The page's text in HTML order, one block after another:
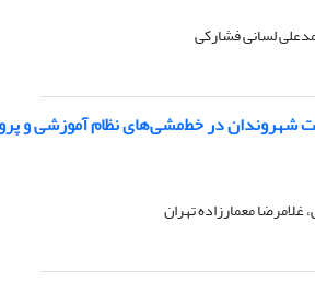
لسانی فشارکی
شهروندان در خط‌مشی‌های نظام آموزشی و
معمارزاده تهران